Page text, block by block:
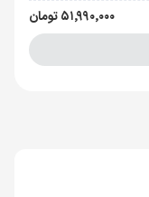
۵۱٬۹۹۰٬۰۰۰ تومان